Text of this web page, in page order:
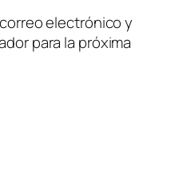
electrónico y
para la próxima